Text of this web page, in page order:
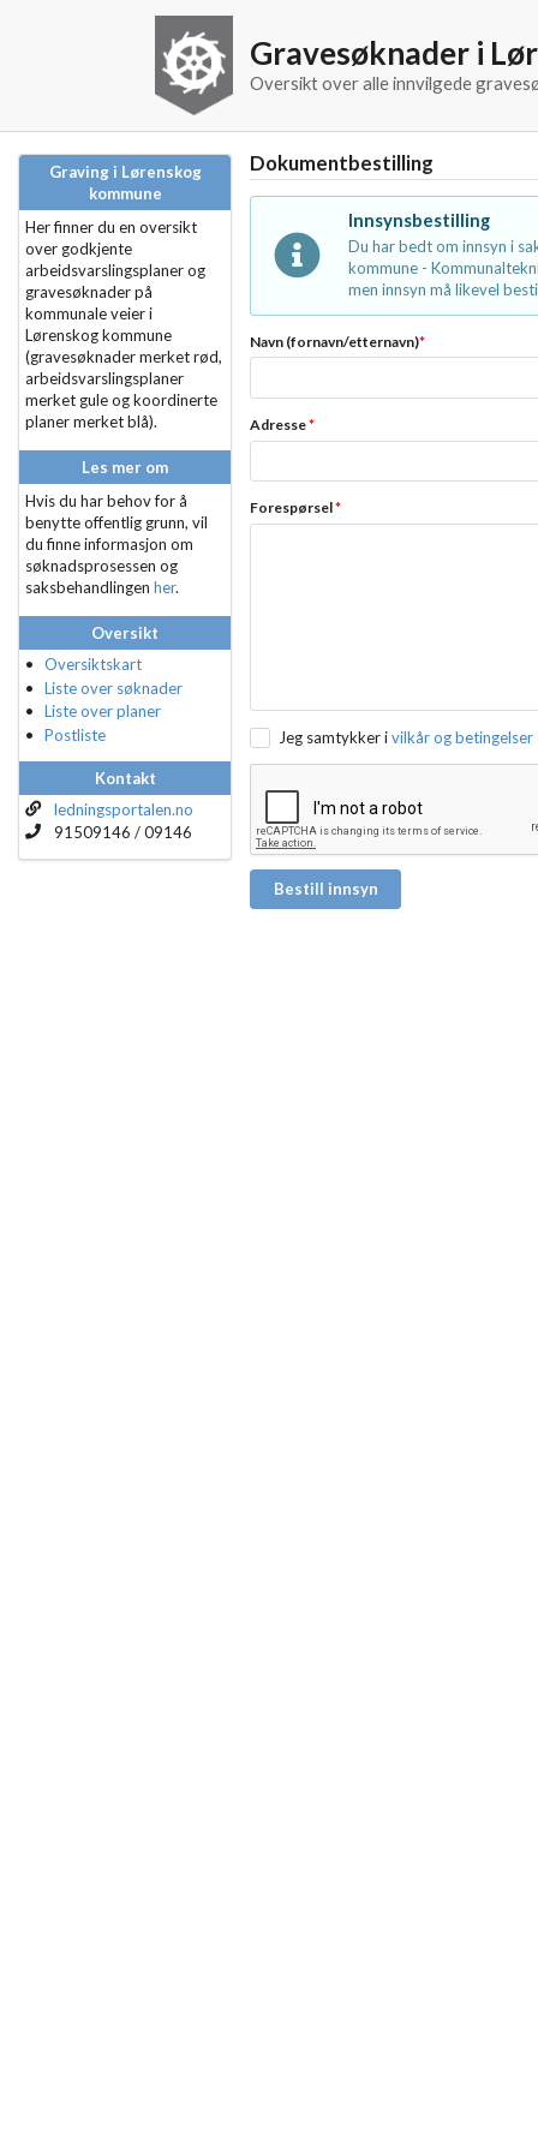
Gravesøknader i
Oversikt over alle innvilgede
Graving i Lørenskog
kommune
Her finner du en oversikt
over godkjente
arbeidsvarslingsplaner og
gravesøknader på
kommunale veier i
Lørenskog kommune
(gravesøknader merket rød,
arbeidsvarslingsplaner
merket gule og koordinerte
planer merket blå).
Les mer om
Hvis du har behov for å
benytte offentlig grunn, vil
du finne informasjon om
søknadsprosessen og
saksbehandlingen her.
Oversikt
Oversiktskart
Liste over søknader
Liste over planer
Postliste
Kontakt
ledningsportalen.no
91509146 / 09146
Dokumentbestilling
Innsynsbestilling
Du har bedt om innsyn i
kommune -
men innsyn må likevel
Navn (fornavn/etternavn)*
Adresse*
Forespørsel*
Jeg samtykker i vilkår og betingelser
Bestill innsyn